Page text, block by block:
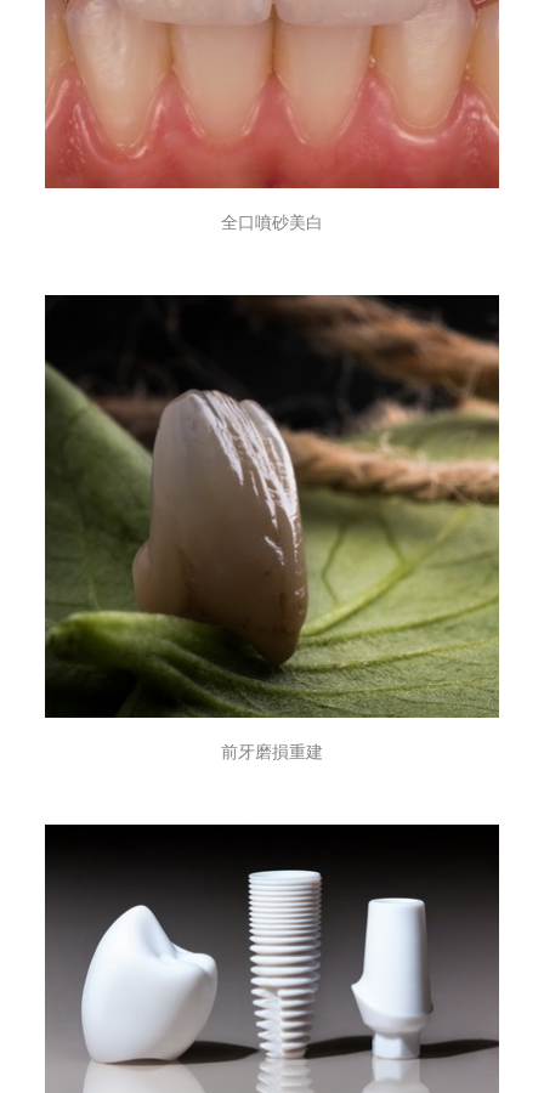
全口噴砂美白
前牙磨損重建